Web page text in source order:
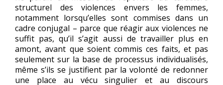
structurel des violences envers les femmes,
notamment lorsqu’elles sont commises dans un
cadre conjugal – parce que réagir aux violences ne
suffit pas, qu’il s’agit aussi de travailler plus en
amont, avant que soient commis ces faits, et pas
seulement sur la base de processus individualisés,
même s’ils se justifient par la volonté de redonner
une place au vécu singulier et au discours